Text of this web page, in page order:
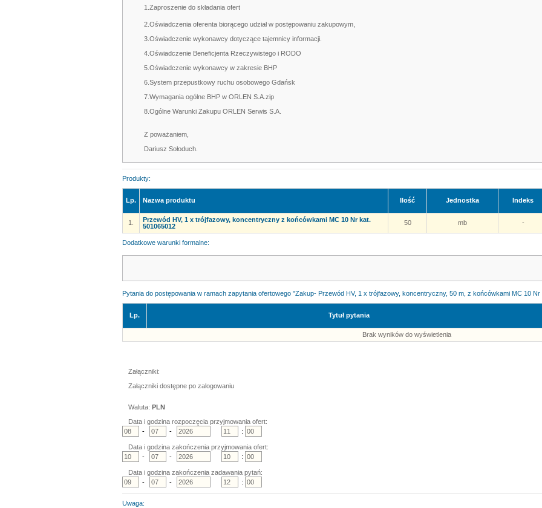
1.Zaproszenie do składania ofert
2.Oświadczenia oferenta biorącego udział w postępowaniu zakupowym,
3.Oświadczenie wykonawcy dotyczące tajemnicy informacji.
4.Oświadczenie Beneficjenta Rzeczywistego i RODO
5.Oświadczenie wykonawcy w zakresie BHP
6.System przepustkowy ruchu osobowego Gdańsk
7.Wymagania ogólne BHP w ORLEN S.A.zip
8.Ogólne Warunki Zakupu ORLEN Serwis S.A.
Z poważaniem,
Dariusz Sołoduch.
Produkty:
Lp. Nazwa produktu Ilość Jednostka Indeks
1.
Przewód HV, 1 x trójfazowy, koncentryczny z końcówkami MC 10 Nr kat.
501065012
50 mb -
Dodatkowe warunki formalne:
Pytania do postępowania w ramach zapytania ofertowego "Zakup- Przewód HV, 1 x trójfazowy, koncentryczny, 50 m, z końcówkami MC 10 Nr
Lp. Tytuł pytania
Brak wyników do wyświetlenia
Załączniki:
Załączniki dostępne po zalogowaniu
Waluta: PLN
Data i godzina rozpoczęcia przyjmowania ofert:
-
- :
Data i godzina zakończenia przyjmowania ofert:
-
- :
Data i godzina zakończenia zadawania pytań:
-
- :
Uwaga: